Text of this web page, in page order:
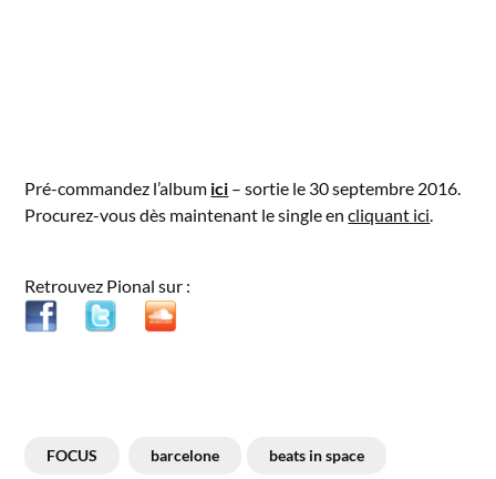
Pré-commandez l’album ici – sortie le 30 septembre 2016.
Procurez-vous dès maintenant le single encliquant ici.
Retrouvez Pional sur :
FOCUS barcelone beats in space